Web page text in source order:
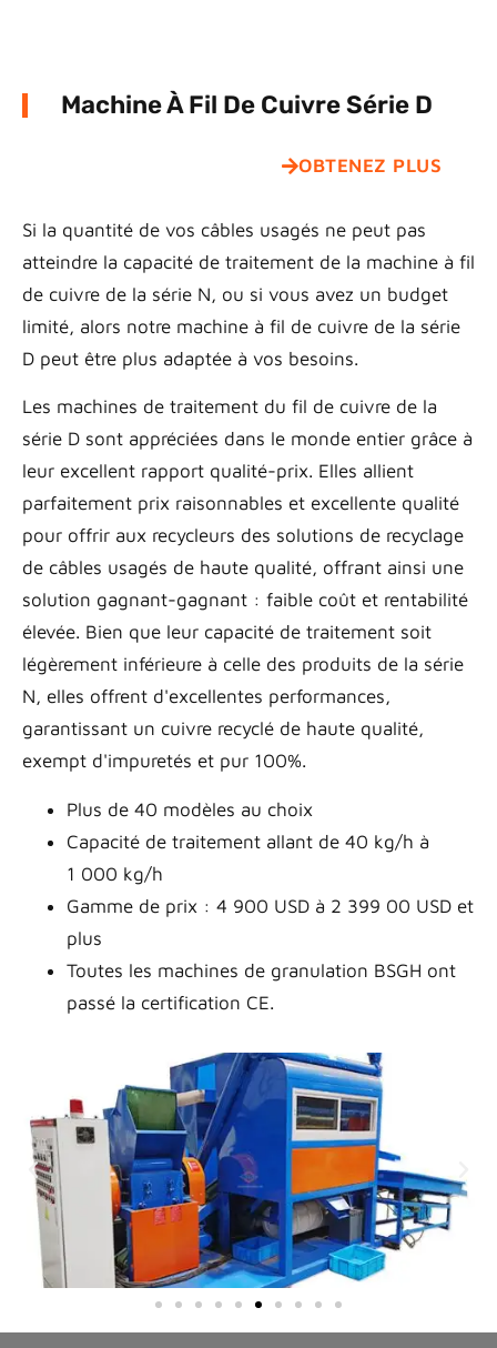
Machine À Fil De Cuivre Série D
OBTENEZ PLUS
Si la quantité de vos câbles usagés ne peut pas
atteindre la capacité de traitement de la machine à fil
de cuivre de la série N, ou si vous avez un budget
limité, alors notre machine à fil de cuivre de la série
D peut être plus adaptée à vos besoins.
Les machines de traitement du fil de cuivre de la
série D sont appréciées dans le monde entier grâce à
leur excellent rapport qualité-prix. Elles allient
parfaitement prix raisonnables et excellente qualité
pour offrir aux recycleurs des solutions de recyclage
de câbles usagés de haute qualité, offrant ainsi une
solution gagnant-gagnant : faible coût et rentabilité
élevée. Bien que leur capacité de traitement soit
légèrement inférieure à celle des produits de la série
N, elles offrent d'excellentes performances,
garantissant un cuivre recyclé de haute qualité,
exempt d'impuretés et pur 100%.
Plus de 40 modèles au choix
Capacité de traitement allant de 40 kg/h à
1 000 kg/h
Gamme de prix : 4 900 USD à 2 399 00 USD et
plus
Toutes les machines de granulation BSGH ont
passé la certification CE.